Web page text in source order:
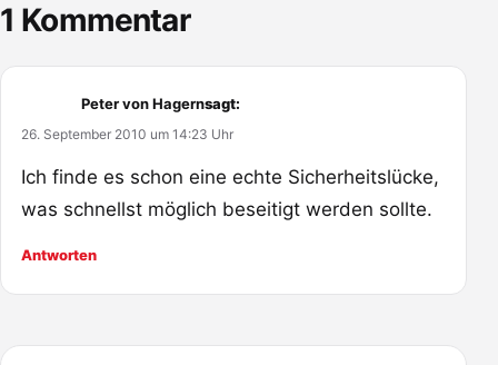
1 Kommentar
Peter von Hagernsagt:
26. September 2010 um 14:23 Uhr
Ich finde es schon eine echte Sicherheitslücke,
was schnellst möglich beseitigt werden sollte.
Antworten